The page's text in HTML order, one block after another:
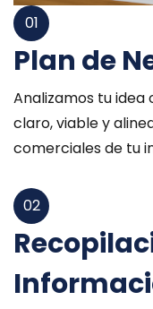
01
Plan de
Analizamos tu
claro, viable y
comerciales de tu
02